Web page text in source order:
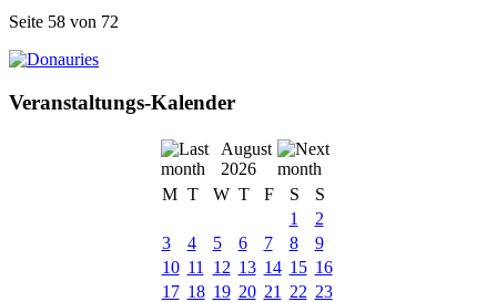
Seite 58 von 72
Veranstaltungs-Kalender
August
2026
M T W T F S
S
1
2
3
4 5 6 7 8
9
10 11 12 13 14 15 16
17 18 19 20 21 22 23